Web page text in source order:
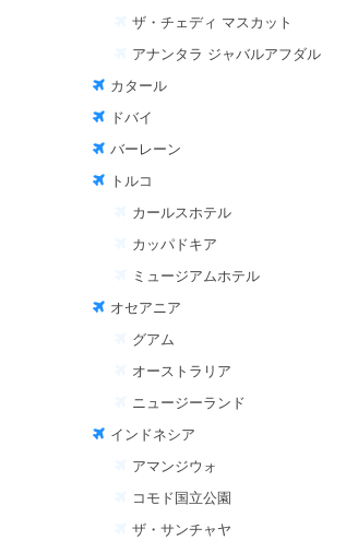
ザ・チェディ マスカット
アナンタラ ジャバルアフダル
カタール
ドバイ
バーレーン
トルコ
カールスホテル
カッパドキア
ミュージアムホテル
オセアニア
グアム
オーストラリア
ニュージーランド
インドネシア
アマンジウォ
コモド国立公園
ザ・サンチャヤ